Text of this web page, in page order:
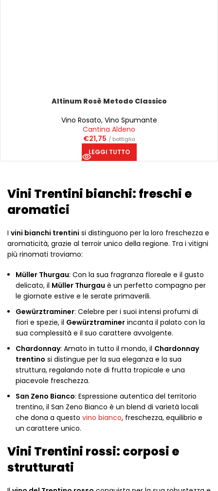
Altinum Rosè Metodo Classico
Vino Rosato, Vino Spumante
Cantina Aldeno
€21,75 / bottiglia
LEGGI TUTTO
Vini Trentini bianchi: freschi e
aromatici
I vini bianchi trentini si distinguono per la loro freschezza e
aromaticità, grazie al terroir unico della regione. Tra i vitigni
più rinomati troviamo:
Müller Thurgau: Con la sua fragranza floreale e il gusto
delicato, il Müller Thurgau è un perfetto compagno per
le giornate estive e le serate primaverili.
Gewürztraminer: Celebre per i suoi intensi profumi di
fiori e spezie, il Gewürztraminer incanta il palato con la
sua complessità e il suo carattere avvolgente.
Chardonnay: Amato in tutto il mondo, il Chardonnay
trentino si distingue per la sua eleganza e la sua
struttura, regalando note di frutta tropicale e una
piacevole freschezza.
San Zeno Bianco: Espressione autentica del territorio
trentino, il San Zeno Bianco è un blend di varietà locali
che dona a questo vino bianco, freschezza, equilibrio e
un carattere unico.
Vini Trentini rossi: corposi e
strutturati